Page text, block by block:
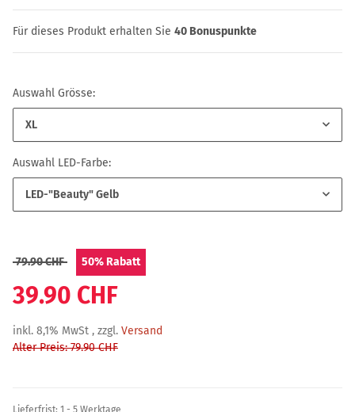
Für dieses Produkt erhalten Sie 40 Bonuspunkte
Auswahl Grösse:
XL
Auswahl LED-Farbe:
LED-"Beauty" Gelb
79.90 CHF 50% Rabatt
39.90 CHF
inkl. 8,1% MwSt , zzgl. Versand
Alter Preis: 79.90 CHF
Lieferfrist: 1 - 5 Werktage